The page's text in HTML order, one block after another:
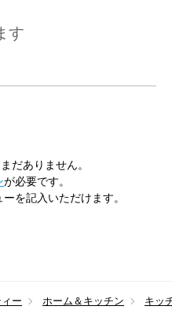
す
だありません。
が必要です。
を記入いただけます。
ー ホーム＆キッチン キッ